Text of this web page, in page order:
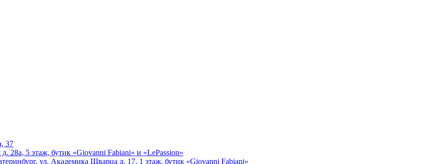
37
28а, 5 этаж, бутик «Giovanni Fabiani» и «LePassion»
ул. Академика Шварца д. 17, 1 этаж, бутик «Giovanni Fabiani»